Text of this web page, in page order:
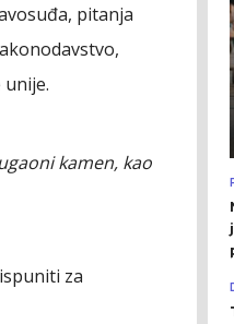
pitanja
kamen, kao
za